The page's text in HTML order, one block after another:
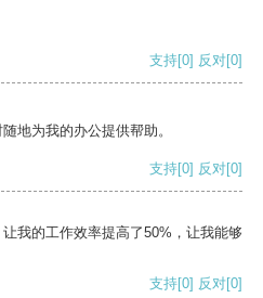
支持[0] 反对[0]
地为我的办公提供帮助。
支持[0] 反对[0]
我的工作效率提高了50%，让我能够
支持[0] 反对[0]